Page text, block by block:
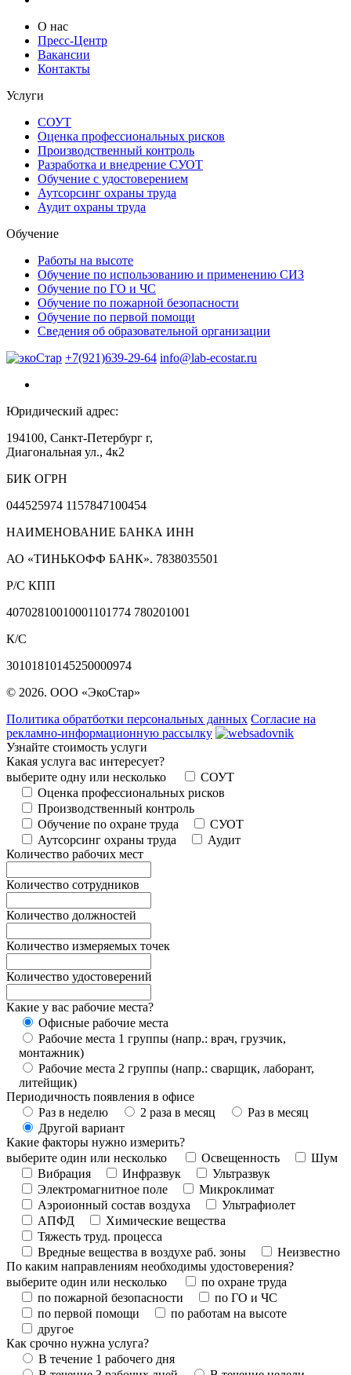
О нас
Пресс-Центр
Вакансии
Контакты
Услуги
СОУТ
Оценка профессиональных рисков
Производственный контроль
Разработка и внедрение СУОТ
Обучение с удостоверением
Аутсорсинг охраны труда
Аудит охраны труда
Обучение
Работы на высоте
Обучение по использованию и применению СИЗ
Обучение по ГО и ЧС
Обучение по пожарной безопасности
Обучение по первой помощи
Сведения об образовательной организации
+7(921)639-29-64 info@lab-ecostar.ru
Юридический адрес:
194100, Санкт-Петербург г,
Диагональная ул., 4к2
БИК ОГРН
044525974 1157847100454
НАИМЕНОВАНИЕ БАНКА ИНН
АО «ТИНЬКОФФ БАНК». 7838035501
Р/С КПП
40702810010001101774 780201001
К/С
30101810145250000974
© 2026. ООО «ЭкоСтар»
Политика обратботки персональных данных Согласие на
рекламно-информационную рассылку
Узнайте стоимость услуги
Какая услуга вас интересует?
выберите одну или несколько
СОУТ
Оценка профессиональных рисков
Производственный контроль
Обучение по охране труда
СУОТ
Аутсорсинг охраны труда
Аудит
Количество рабочих мест
Количество сотрудников
Количество должностей
Количество измеряемых точек
Количество удостоверений
Какие у вас рабочие места?
Офисные рабочие места
Рабочие места 1 группы (напр.: врач, грузчик,
монтажник)
Рабочие места 2 группы (напр.: сварщик, лаборант,
литейщик)
Периодичность появления в офисе
Раз в неделю
2 раза в месяц
Раз в месяц
Другой вариант
Какие факторы нужно измерить?
выберите один или несколько
Освещенность
Шум
Вибрация
Инфразвук
Ультразвук
Электромагнитное поле
Микроклимат
Аэроионный состав воздуха
Ультрафиолет
АПФД
Химические вещества
Тяжесть труд. процесса
Вредные вещества в воздухе раб. зоны
Неизвестно
По каким направлениям необходимы удостоверения?
выберите один или несколько
по охране труда
по пожарной безопасности
по ГО и ЧС
по первой помощи
по работам на высоте
другое
Как срочно нужна услуга?
В течение 1 рабочего дня